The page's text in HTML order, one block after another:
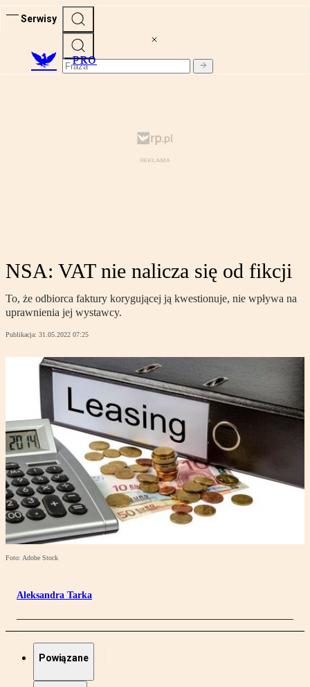
Serwisy
PRO
NSA: VAT nie nalicza się od fikcji
To, że odbiorca faktury korygującej ją kwestionuje, nie wpływa na
uprawnienia jej wystawcy.
Publikacja: 31.05.2022 07:25
Foto: Adobe Stock
Aleksandra Tarka
Powiązane